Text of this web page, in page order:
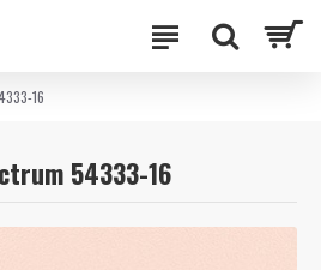
16
54333-16